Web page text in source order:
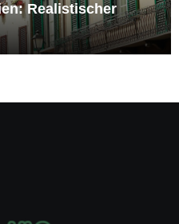
Realistischer